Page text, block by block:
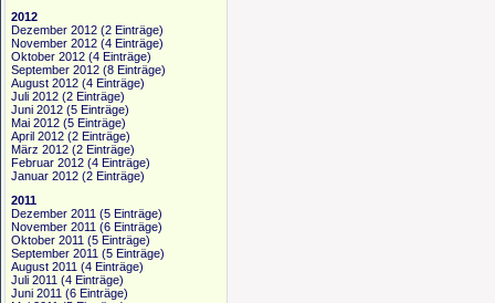
2012
Dezember 2012 (2 Einträge)
November 2012 (4 Einträge)
Oktober 2012 (4 Einträge)
September 2012 (8 Einträge)
August 2012 (4 Einträge)
Juli 2012 (2 Einträge)
Juni 2012 (5 Einträge)
Mai 2012 (5 Einträge)
April 2012 (2 Einträge)
März 2012 (2 Einträge)
Februar 2012 (4 Einträge)
Januar 2012 (2 Einträge)
2011
Dezember 2011 (5 Einträge)
November 2011 (6 Einträge)
Oktober 2011 (5 Einträge)
September 2011 (5 Einträge)
August 2011 (4 Einträge)
Juli 2011 (4 Einträge)
Juni 2011 (6 Einträge)